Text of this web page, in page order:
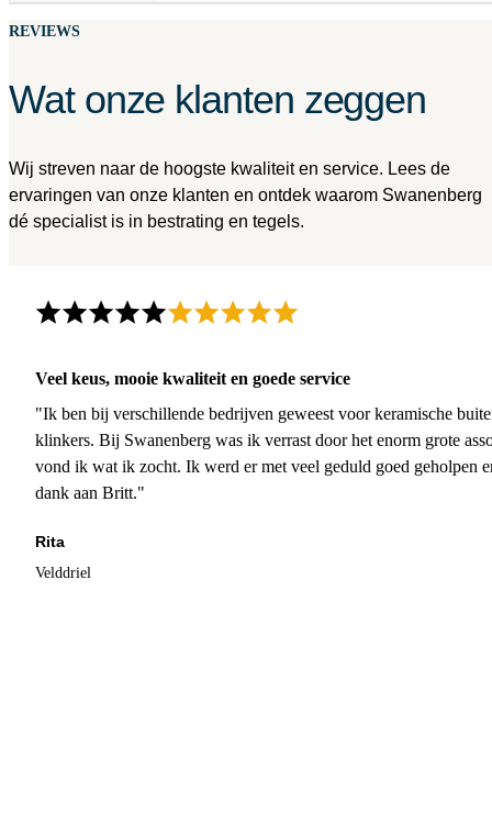
REVIEWS
Wat onze klanten zeggen
Wij streven naar de hoogste kwaliteit en service. Lees de
ervaringen van onze klanten en ontdek waarom Swanenberg
dé specialist is in bestrating en tegels.
Veel keus, mooie kwaliteit en goede service
"Ik ben bij verschillende bedrijven geweest voor keramische
klinkers. Bij Swanenberg was ik verrast door het enorm grote
vond ik wat ik zocht. Ik werd er met veel geduld goed geholpen
dank aan Britt."
Rita
Velddriel